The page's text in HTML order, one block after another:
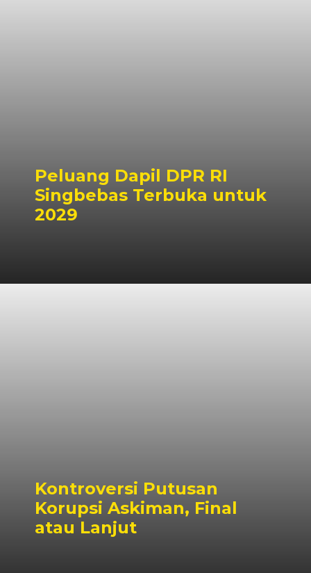
Peluang Dapil DPR RI
Singbebas Terbuka untuk
2029
Kontroversi Putusan
Korupsi Askiman, Final
atau Lanjut